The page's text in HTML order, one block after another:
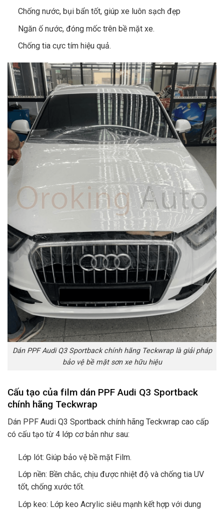
Chống nước, bụi bẩn tốt, giúp xe luôn sạch đẹp
Ngăn ố nước, đóng mốc trên bề mặt xe.
Chống tia cực tím hiệu quả.
Dán PPF Audi Q3 Sportback chính hãng Teckwrap là giải pháp
bảo vệ bề mặt sơn xe hữu hiệu
Cấu tạo của film dán PPF Audi Q3 Sportback
chính hãng Teckwrap
Dán PPF Audi Q3 Sportback chính hãng Teckwrap cao cấp
có cấu tạo từ 4 lớp cơ bản như sau:
Lớp lót: Giúp bảo vệ bề mặt Film.
Lớp nền: Bền chắc, chịu được nhiệt độ và chống tia UV
tốt, chống xước tốt.
Lớp keo: Lớp keo Acrylic siêu mạnh kết hợp với dung